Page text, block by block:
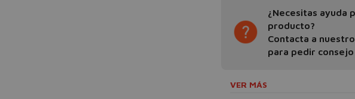
¿Necesitas ayuda
producto?
Contacta a
para pedir consejo
VER MÁS